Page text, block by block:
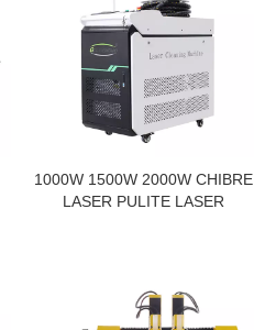
1000W 1500W 2000W CHIBRE
LASER PULITE LASER